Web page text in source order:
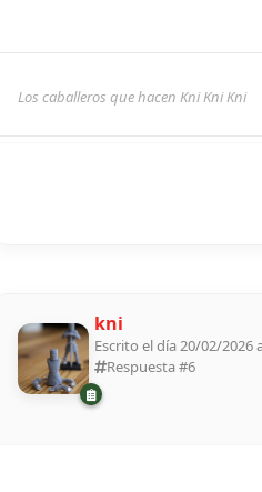
Los caballeros que hacen Kni Kni Kni
kni
Escrito el día 20/02/2026
Respuesta #6